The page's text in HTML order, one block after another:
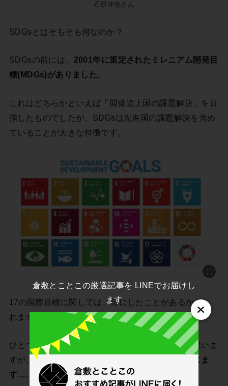
石原達也さん
SDGsとはそもそも何なのか？
SDGsの前には、 2001年に策定されたミレニアム開発目
標(MDGs)がありました。
これはどちらかといえば「開発途上国の課題解決」を目
指したものでしたが、SDGsは先進国の課題解決を含め
ていることが大きな特徴です。
17の国際目標に関しては、目にしたことがあるかもし
れません。
ひとつひとつの目標は、なんとなく理解できると思いま
すが、テーマが大きすぎて実感がわかないとも感じま
す……。
倉敷とことこの厳選記事を LINEでお届けし
ます